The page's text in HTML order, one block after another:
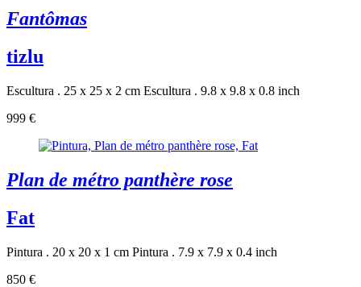
Fantômas
tizlu
Escultura . 25 x 25 x 2 cm Escultura . 9.8 x 9.8 x 0.8 inch
999 €
Plan de métro panthère rose
Fat
Pintura . 20 x 20 x 1 cm Pintura . 7.9 x 7.9 x 0.4 inch
850 €